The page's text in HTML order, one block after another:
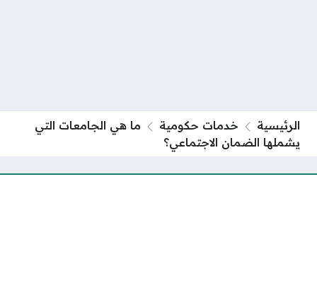
الرئيسية خدمات حكومية
ما هي الجامعات التي
يشملها الضمان الاجتماعي؟